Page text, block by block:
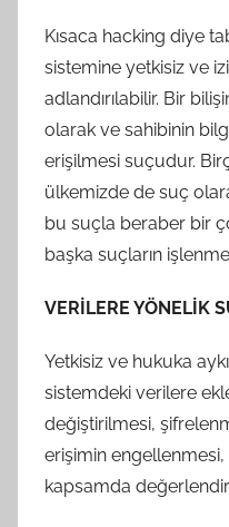
Kısaca hacking diye
sistemine yetkisiz ve
adlandırılabilir. Bir
olarak ve sahibinin
erişilmesi suçudur.
ülkemizde de suç
bu suçla beraber bir
başka suçların
VERİLERE YÖNELİK
Yetkisiz ve hukuka
sistemdeki verilere
değiştirilmesi,
erişimin
kapsamda